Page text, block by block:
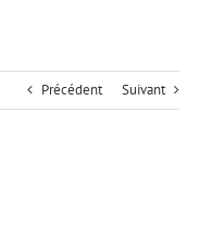
Précédent Suivant